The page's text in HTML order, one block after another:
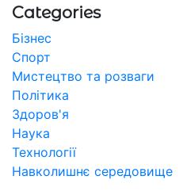
Categories
Бізнес
Спорт
Мистецтво та розваги
Політика
Здоров'я
Наука
Технології
Навколишнє середовище